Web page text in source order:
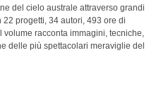
del cielo australe attraverso grandi
progetti, 34 autori, 493 ore di
racconta immagini, tecniche,
delle più spettacolari meraviglie del